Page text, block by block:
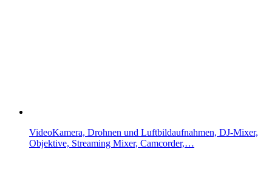
VideoKamera, Drohnen und Luftbildaufnahmen, DJ-Mixer,
Objektive, Streaming Mixer, Camcorder,…